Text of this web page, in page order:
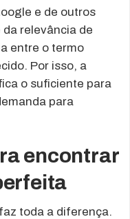
e de outros
relevância de
entre o termo
Por isso, a
o suficiente para
para
encontrar
toda a diferença.